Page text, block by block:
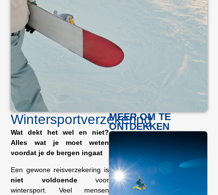
Wintersportverzekering
Wat dekt het wel en niet?
Alles wat je moet weten
voordat je de bergen ingaat
Een gewone reisverzekering is
niet voldoendevoor
wintersport. Veel mensen
MEER OM TE
ONTDEKKEN